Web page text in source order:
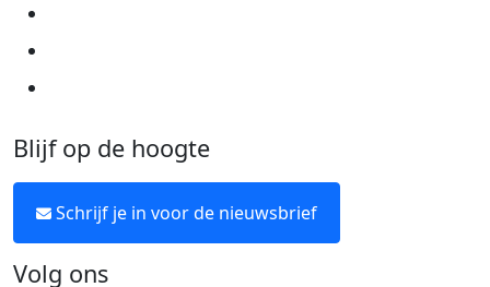
Blijf op de hoogte
Schrijf je in voor de nieuwsbrief
Volg ons